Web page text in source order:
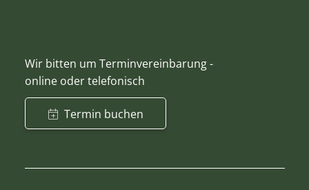
Wir bitten um Terminvereinbarung -
online oder telefonisch
Termin buchen